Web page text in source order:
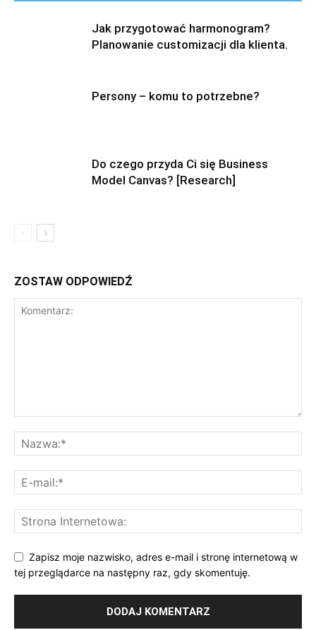
Jak przygotować harmonogram?
Planowanie customizacji dla klienta.
Persony – komu to potrzebne?
Do czego przyda Ci się Business
Model Canvas? [Research]
ZOSTAW ODPOWIEDŹ
Zapisz moje nazwisko, adres e-mail i stronę internetową w
tej przeglądarce na następny raz, gdy skomentuję.